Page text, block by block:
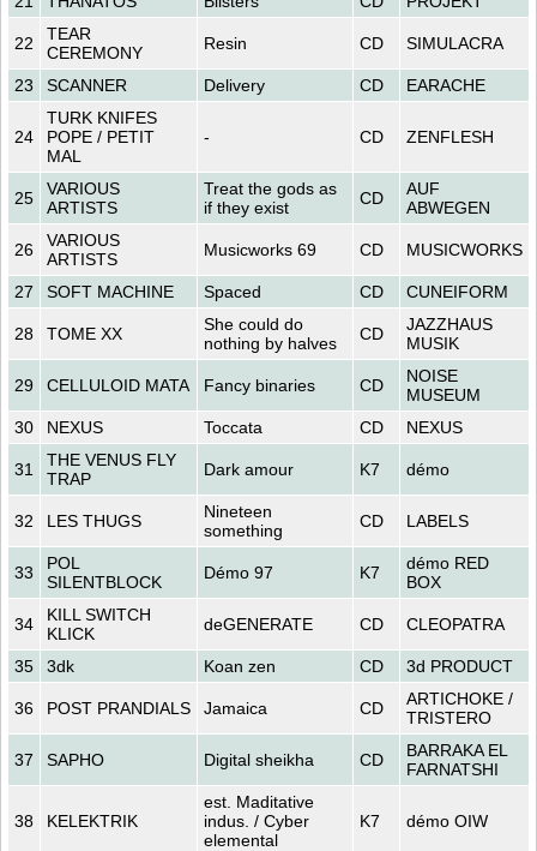
22
TEAR
CEREMONY
Resin CD SIMULACRA
23 SCANNER Delivery CD EARACHE
24
TURK KNIFES
POPE / PETIT
MAL
- CD ZENFLESH
25
VARIOUS
ARTISTS
Treat the gods as
if they exist
CD
AUF
ABWEGEN
26
VARIOUS
ARTISTS
Musicworks 69 CD MUSICWORKS
27 SOFT MACHINE Spaced CD CUNEIFORM
28 TOME XX
She could do
nothing by halves
CD
JAZZHAUS
MUSIK
29 CELLULOID MATA Fancy binaries CD
NOISE
MUSEUM
30
NEXUS Toccata CD NEXUS
31
THE VENUS FLY
TRAP
Dark amour K7 démo
32 LES THUGS
Nineteen
something
CD LABELS
33
POL
SILENTBLOCK
Démo 97 K7
démo RED
BOX
34
KILL SWITCH
KLICK
deGENERATE CD CLEOPATRA
35 3dk Koan zen CD 3d PRODUCT
36 POST PRANDIALS Jamaica CD
ARTICHOKE /
TRISTERO
37 SAPHO Digital sheikha CD
BARRAKA EL
FARNATSHI
38 KELEKTRIK
est. Maditative
indus. / Cyber
elemental
K7 démo OIW